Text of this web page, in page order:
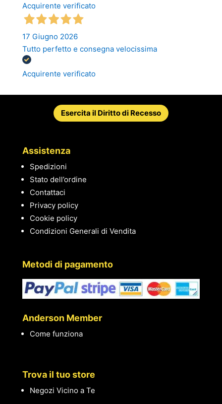
Acquirente verificato
17 Giugno 2026
Tutto perfetto e consegna velocissima
Acquirente verificato
Esercita il Diritto di Recesso
Assistenza
Spedizioni
Stato dell’ordine
Contattaci
Privacy policy
Cookie policy
Condizioni Generali di Vendita
Metodi di pagamento
Anderson Member
Come funziona
Trova il tuo store
Negozi Vicino a Te